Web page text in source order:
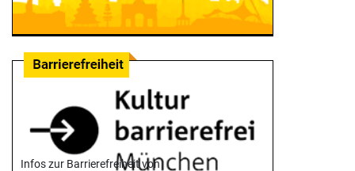
Infos zur Barrierefreiheit von